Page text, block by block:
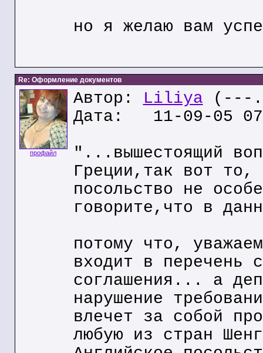
но я желаю вам
Re: Оформление документов
профайл
Автор: Liliya (---
Дата: 11-09-05
"...вышестоящий
Греции,так вот то,
посольство не
говорите,что в
потому что,
входит в перечень
соглашения... а
нарушение
влечет за собой
любую из стран